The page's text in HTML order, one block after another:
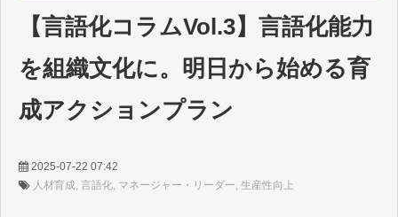
【言語化コラムVol.3】言語化能力
を組織文化に。明日から始める育
成アクションプラン
2025-07-22 07:42
人材育成 言語化 マネージャー・リーダー 生産性向上